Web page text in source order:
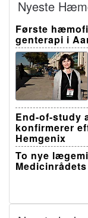
Nyeste
Første
genterapi i
End-of-study
konfirmerer
Hemgenix
To nye